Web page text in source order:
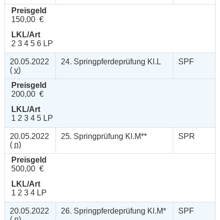
Preisgeld
150,00 €
LKL/Art
2 3 4 5 6 LP
20.05.2022
( v)
24. Springpferdeprüfung Kl.L SPF
Preisgeld
200,00 €
LKL/Art
1 2 3 4 5 LP
20.05.2022
( n)
25. Springprüfung Kl.M** SPR
Preisgeld
500,00 €
LKL/Art
1 2 3 4 LP
20.05.2022
26. Springpferdeprüfung Kl.M* SPF